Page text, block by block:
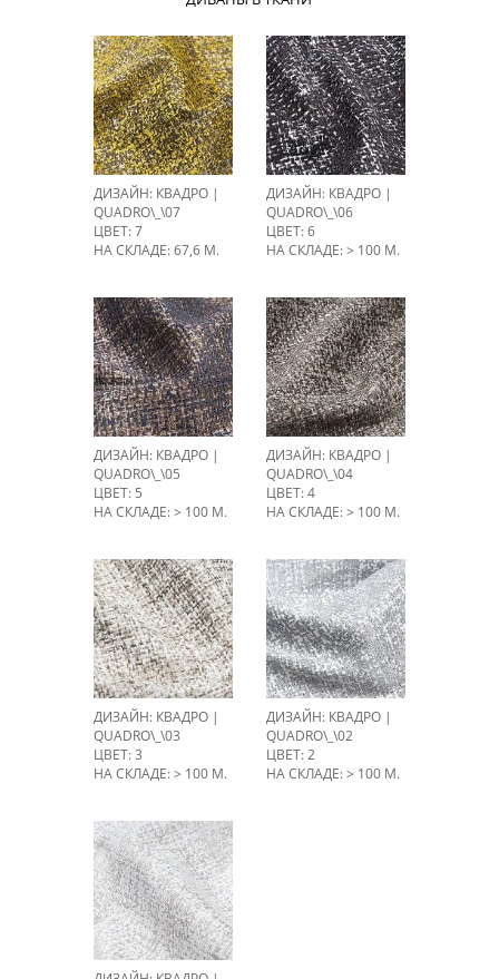
ДИЗАЙН: КВАДРО |
QUADRO\_\07
ЦВЕТ: 7
НА СКЛАДЕ: 67,6 М.
ДИЗАЙН: КВАДРО |
QUADRO\_\06
ЦВЕТ: 6
НА СКЛАДЕ: > 100 М.
ДИЗАЙН: КВАДРО |
QUADRO\_\05
ЦВЕТ: 5
НА СКЛАДЕ: > 100 М.
ДИЗАЙН: КВАДРО |
QUADRO\_\04
ЦВЕТ: 4
НА СКЛАДЕ: > 100 М.
ДИЗАЙН: КВАДРО |
QUADRO\_\03
ЦВЕТ: 3
НА СКЛАДЕ: > 100 М.
ДИЗАЙН: КВАДРО |
QUADRO\_\02
ЦВЕТ: 2
НА СКЛАДЕ: > 100 М.